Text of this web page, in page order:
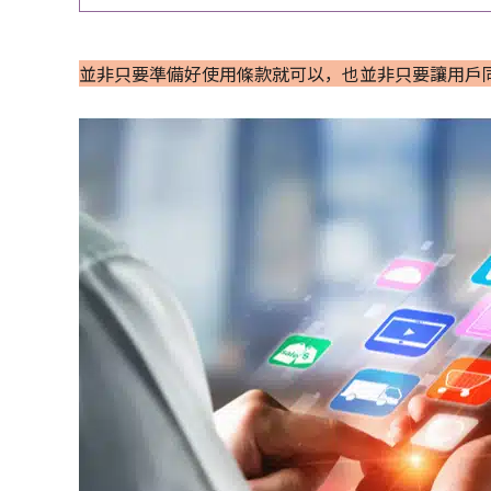
並非只要準備好使用條款就可以，也並非只要讓用